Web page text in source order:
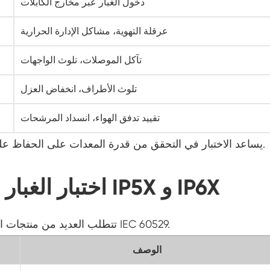
معدات اختبار عمر الرف المتسارع
غرفة الاستقرار
غرفة المناخ البارد
المشي في غرفة الرطوبة
حرارة الغرفة الرطوبة الباردة
غرفة المناخ للخلايا الكهروضوئية
غرفة إجهاد بيئية
عرقلة التهوية، مشاكل الإدارة الحرارية
تآكل الموصلات، تلوث الواجهات
تلوث الأطراف، انخفاض العزل
تقييد تدفق الهواء، انسداد المرشحات
يساعد الاختبار في التحقق من قدرة المعدات على الحفاظ على الأداء والسلامة في ظل الظروف البيئية الواقعية.
اختبار الغبار مقابل التحقق من الحماية IP5X و IP6X
تتطلب العديد من منتجات الطاقة الخارجية الامتثال لمعايير الحماية من الدخول IEC 60529.
الوصف